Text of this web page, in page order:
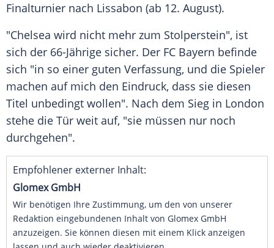
Finalturnier nach Lissabon (ab 12. August).
"Chelsea wird nicht mehr zum Stolperstein", ist
sich der 66-Jährige sicher. Der FC Bayern befinde
sich "in so einer guten Verfassung, und die Spieler
machen auf mich den Eindruck, dass sie diesen
Titel unbedingt wollen". Nach dem Sieg in London
stehe die Tür weit auf, "sie müssen nur noch
durchgehen".
Empfohlener externer Inhalt:
Glomex GmbH
Wir benötigen Ihre Zustimmung, um den von unserer
Redaktion eingebundenen Inhalt von Glomex GmbH
anzuzeigen. Sie können diesen mit einem Klick anzeigen